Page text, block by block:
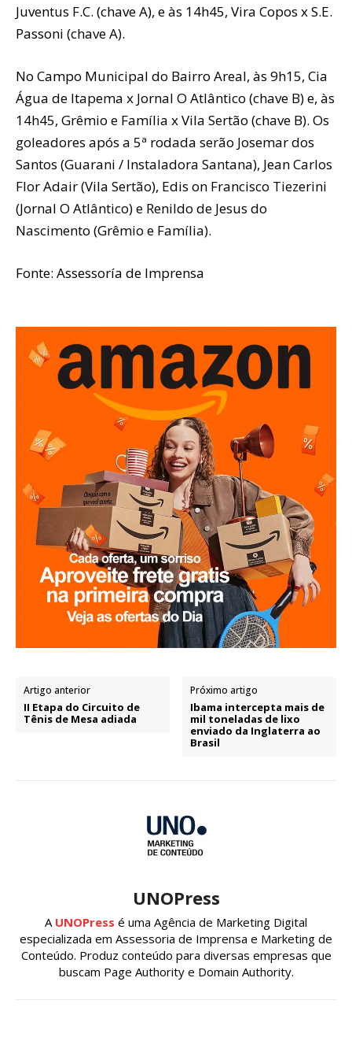
Juventus F.C. (chave A), e às 14h45, Vira Copos x S.E.
Passoni (chave A).
No Campo Municipal do Bairro Areal, às 9h15, Cia
Água de Itapema x Jornal O Atlântico (chave B) e, às
14h45, Grêmio e Família x Vila Sertão (chave B). Os
goleadores após a 5ª rodada serão Josemar dos
Santos (Guarani / Instaladora Santana), Jean Carlos
Flor Adair (Vila Sertão), Edis on Francisco Tiezerini
(Jornal O Atlântico) e Renildo de Jesus do
Nascimento (Grêmio e Família).
Fonte: Assessoría de Imprensa
Artigo anterior
II Etapa do Circuito de
Tênis de Mesa adiada
Próximo artigo
Ibama intercepta mais de
mil toneladas de lixo
enviado da Inglaterra ao
Brasil
UNOPress
A UNOPress é uma Agência de Marketing Digital
especializada em Assessoria de Imprensa e Marketing de
Conteúdo. Produz conteúdo para diversas empresas que
buscam Page Authority e Domain Authority.